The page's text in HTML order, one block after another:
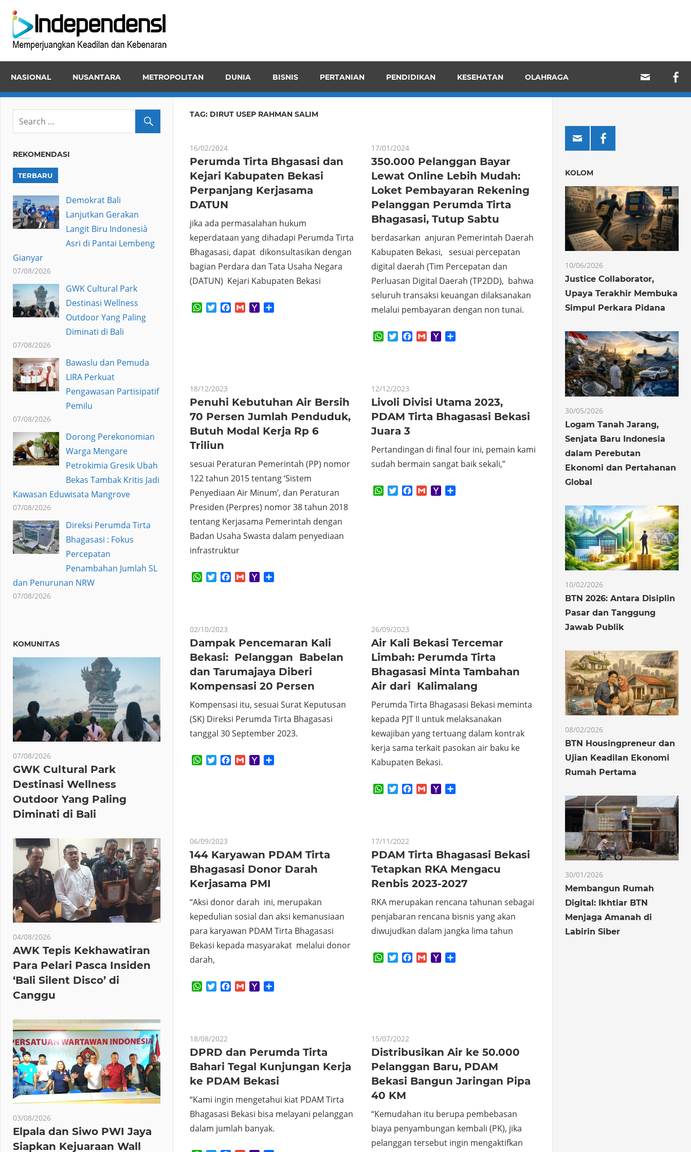
content
dan
NASIONAL NUSANTARA METROPOLITAN DUNIA BISNIS PERTANIAN PENDIDIKAN KESEHATAN OLAHRAGA
TAG: DIRUT USEP RAHMAN SALIM
16/02/2024
Perumda Tirta Bhgasasi dan
Kejari Kabupaten Bekasi
Perpanjang Kerjasama
DATUN
jika ada permasalahan hukum
keperdataan yang dihadapi Perumda Tirta
Bhagasasi, dapat dikonsultasikan dengan
bagian Perdara dan Tata Usaha Negara
(DATUN) Kejari Kabupaten Bekasi
WhatsApp
TwitterFacebook
GmailYahoo
17/01/2024
350.000 Pelanggan Bayar
Lewat Online Lebih Mudah:
Loket Pembayaran Rekening
Pelanggan Perumda Tirta
Bhagasasi, Tutup Sabtu
berdasarkan anjuran Pemerintah Daerah
Kabupaten Bekasi, sesuai percepatan
digital daerah (Tim Percepatan dan
Perluasan Digital Daerah (TP2DD), bahwa
seluruh transaksi keuangan dilaksanakan
melalui pembayaran dengan non tunai.
WhatsApp
TwitterFacebook
GmailYahoo
18/12/2023
Penuhi Kebutuhan Air Bersih
70 Persen Jumlah Penduduk,
Butuh Modal Kerja Rp 6
Triliun
sesuai Peraturan Pemerintah (PP) nomor
122 tahun 2015 tentang ‘Sistem
Penyediaan Air Minum’, dan Peraturan
Presiden (Perpres) nomor 38 tahun 2018
tentang Kerjasama Pemerintah dengan
Badan Usaha Swasta dalam penyediaan
infrastruktur
WhatsApp
TwitterFacebook
GmailYahoo
12/12/2023
Livoli Divisi Utama 2023,
PDAM Tirta Bhagasasi Bekasi
Juara 3
Pertandingan di final four ini, pemain kami
sudah bermain sangat baik sekali,”
WhatsApp
TwitterFacebook
GmailYahoo
02/10/2023
Dampak Pencemaran Kali
Bekasi: Pelanggan Babelan
dan Tarumajaya Diberi
Kompensasi 20 Persen
Kompensasi itu, sesuai Surat Keputusan
(SK) Direksi Perumda Tirta Bhagasasi
tanggal 30 September 2023.
WhatsApp
TwitterFacebook
GmailYahoo
26/09/2023
Air Kali Bekasi Tercemar
Limbah: Perumda Tirta
Bhagasasi Minta Tambahan
Air dari Kalimalang
Perumda Tirta Bhagasasi Bekasi meminta
kepada PJT II untuk melaksanakan
kewajiban yang tertuang dalam kontrak
kerja sama terkait pasokan air baku ke
Kabupaten Bekasi.
WhatsApp
TwitterFacebook
GmailYahoo
06/09/2023
144 Karyawan PDAM Tirta
Bhagasasi Donor Darah
Kerjasama PMI
“Aksi donor darah ini, merupakan
kepedulian sosial dan aksi kemanusiaan
para karyawan PDAM Tirta Bhagasasi
Bekasi kepada masyarakat melalui donor
darah,
WhatsApp
TwitterFacebook
GmailYahoo
17/11/2022
PDAM Tirta Bhagasasi Bekasi
Tetapkan RKA Mengacu
Renbis 2023-2027
RKA merupakan rencana tahunan sebagai
penjabaran rencana bisnis yang akan
diwujudkan dalam jangka lima tahun
WhatsApp
TwitterFacebook
GmailYahoo
18/08/2022
DPRD dan Perumda Tirta
Bahari Tegal Kunjungan Kerja
ke PDAM Bekasi
“Kami ingin mengetahui kiat PDAM Tirta
Bhagasasi Bekasi bisa melayani pelanggan
dalam jumlah banyak.
15/07/2022
Distribusikan Air ke 50.000
Pelanggan Baru, PDAM
Bekasi Bangun Jaringan Pipa
40 KM
“Kemudahan itu berupa pembebasan
biaya penyambungan kembali (PK), jika
pelanggan tersebut ingin mengaktifkan
REKOMENDASI
TERBARU
Demokrat Bali
Lanjutkan Gerakan
Langit Biru Indonesià
Asri di Pantai Lembeng
Gianyar
07/08/2026
GWK Cultural Park
Destinasi Wellness
Outdoor Yang Paling
Diminati di Bali
07/08/2026
Bawaslu dan Pemuda
LIRA Perkuat
Pengawasan Partisipatif
Pemilu
07/08/2026
Dorong Perekonomian
Warga Mengare
Petrokimia Gresik Ubah
Bekas Tambak Kritis Jadi
Kawasan Eduwisata Mangrove
07/08/2026
Direksi Perumda Tirta
Bhagasasi : Fokus
Percepatan
Penambahan Jumlah SL
dan Penurunan NRW
07/08/2026
KOMUNITAS
07/08/2026
GWK Cultural Park
Destinasi Wellness
Outdoor Yang Paling
Diminati di Bali
04/08/2026
AWK Tepis Kekhawatiran
Para Pelari Pasca Insiden
‘Bali Silent Disco’ di
Canggu
03/08/2026
Elpala dan Siwo PWI Jaya
Siapkan Kejuaraan Wall
KOLOM
10/06/2026
Justice Collaborator,
Upaya Terakhir Membuka
Simpul Perkara Pidana
30/05/2026
Logam Tanah Jarang,
Senjata Baru Indonesia
dalam Perebutan
Ekonomi dan Pertahanan
Global
10/02/2026
BTN 2026: Antara Disiplin
Pasar dan Tanggung
Jawab Publik
08/02/2026
BTN Housingpreneur dan
Ujian Keadilan Ekonomi
Rumah Pertama
30/01/2026
Membangun Rumah
Digital: Ikhtiar BTN
Menjaga Amanah di
Labirin Siber